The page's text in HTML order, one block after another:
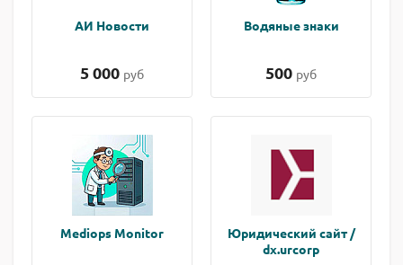
АИ Новости
5 000 руб
Водяные знаки
500 руб
Mediops Monitor
Юридический сайт /
dx.urcorp